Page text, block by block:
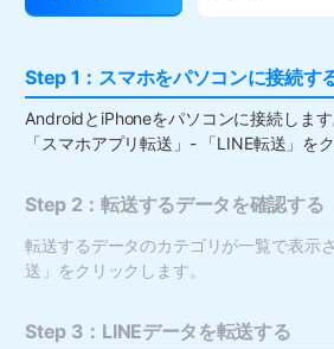
Step 1：スマホをパソコンに接続す
AndroidとiPhoneをパソコンに接続します
「スマホアプリ転送」- 「LINE転送」を
Step 2：転送するデータを確認する
転送するデータのカテゴリが一覧で表示
送」をクリックします。
Step 3：LINEデータを転送する